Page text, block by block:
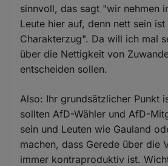
sinnvoll, das sagt "wir nehmen
Leute hier auf, denn nett sein
Charakterzug". Da will ich mal
über die Nettigkeit von
entscheiden sollen.
Also: Ihr grundsätzlicher Punkt
sollten AfD-Wähler und AfD-
sein und Leuten wie Gauland
machen, dass Gerede über die
immer kontraproduktiv ist.